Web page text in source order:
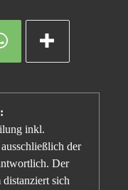
inkl.
der
Der
sich